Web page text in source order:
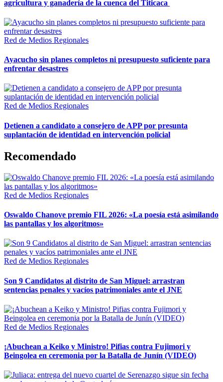
agricultura y ganadería de la cuenca del Titicaca
Red de Medios Regionales
Ayacucho sin planes completos ni presupuesto suficiente para
enfrentar desastres
Red de Medios Regionales
Detienen a candidato a consejero de APP por presunta
suplantación de identidad en intervención policial
Recomendado
Red de Medios Regionales
Oswaldo Chanove premio FIL 2026: «La poesía está asimilando
las pantallas y los algoritmos»
Red de Medios Regionales
Son 9 Candidatos al distrito de San Miguel: arrastran
sentencias penales y vacíos patrimoniales ante el JNE
Red de Medios Regionales
¡Abuchean a Keiko y Ministro! Pifias contra Fujimori y
Beingolea en ceremonia por la Batalla de Junín (VIDEO)